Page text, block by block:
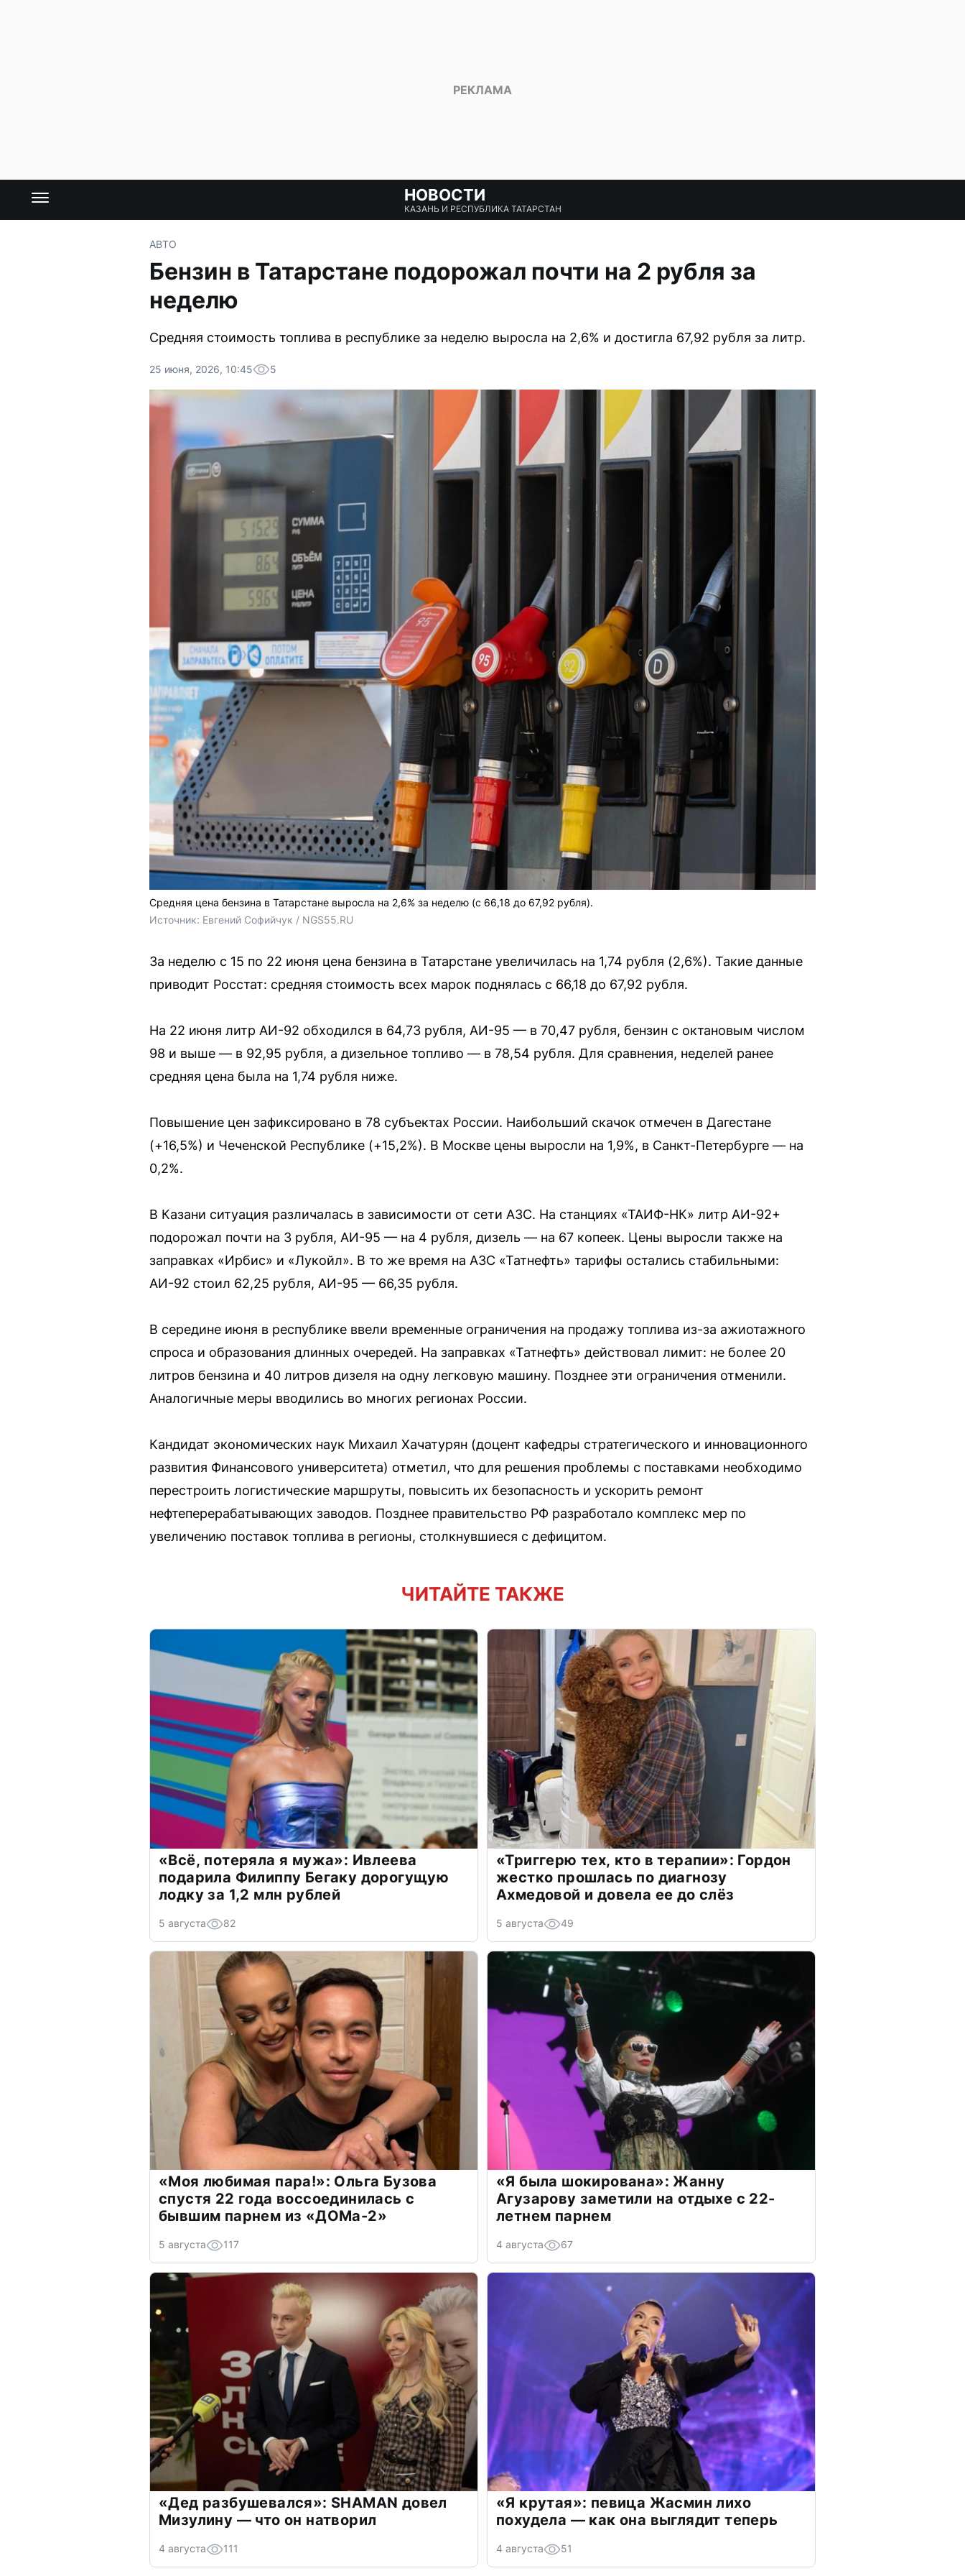
НОВОСТИ
КАЗАНЬ И РЕСПУБЛИКА ТАТАРСТАН
АВТО
Бензин в Татарстане подорожал почти на 2 рубля за
неделю
Средняя стоимость топлива в республике за неделю выросла на 2,6% и достигла 67,92 рубля за литр.
25 июня, 2026, 10:45 5
Средняя цена бензина в Татарстане выросла на 2,6% за неделю (с 66,18 до 67,92 рубля).
Источник: Евгений Софийчук / NGS55.RU
За неделю с 15 по 22 июня цена бензина в Татарстане увеличилась на 1,74 рубля (2,6%). Такие данные
приводит Росстат: средняя стоимость всех марок поднялась с 66,18 до 67,92 рубля.
На 22 июня литр АИ-92 обходился в 64,73 рубля, АИ-95 — в 70,47 рубля, бензин с октановым числом
98 и выше — в 92,95 рубля, а дизельное топливо — в 78,54 рубля. Для сравнения, неделей ранее
средняя цена была на 1,74 рубля ниже.
Повышение цен зафиксировано в 78 субъектах России. Наибольший скачок отмечен в Дагестане
(+16,5%) и Чеченской Республике (+15,2%). В Москве цены выросли на 1,9%, в Санкт-Петербурге — на
0,2%.
В Казани ситуация различалась в зависимости от сети АЗС. На станциях «ТАИФ-НК» литр АИ-92+
подорожал почти на 3 рубля, АИ-95 — на 4 рубля, дизель — на 67 копеек. Цены выросли также на
заправках «Ирбис» и «Лукойл». В то же время на АЗС «Татнефть» тарифы остались стабильными:
АИ-92 стоил 62,25 рубля, АИ-95 — 66,35 рубля.
В середине июня в республике ввели временные ограничения на продажу топлива из-за ажиотажного
спроса и образования длинных очередей. На заправках «Татнефть» действовал лимит: не более 20
литров бензина и 40 литров дизеля на одну легковую машину. Позднее эти ограничения отменили.
Аналогичные меры вводились во многих регионах России.
Кандидат экономических наук Михаил Хачатурян (доцент кафедры стратегического и инновационного
развития Финансового университета) отметил, что для решения проблемы с поставками необходимо
перестроить логистические маршруты, повысить их безопасность и ускорить ремонт
нефтеперерабатывающих заводов. Позднее правительство РФ разработало комплекс мер по
увеличению поставок топлива в регионы, столкнувшиеся с дефицитом.
ЧИТАЙТЕ ТАКЖЕ
«Всё, потеряла я мужа»: Ивлеева
подарила Филиппу Бегаку дорогущую
лодку за 1,2 млн рублей
5 августа 82
«Триггерю тех, кто в терапии»: Гордон
жестко прошлась по диагнозу
Ахмедовой и довела ее до слёз
5 августа 49
«Моя любимая пара!»: Ольга Бузова
спустя 22 года воссоединилась с
бывшим парнем из «ДОМа-2»
5 августа 117
«Я была шокирована»: Жанну
Агузарову заметили на отдыхе с 22-
летнем парнем
4 августа 67
«Дед разбушевался»: SHAMAN довел
Мизулину — что он натворил
4 августа 111
«Я крутая»: певица Жасмин лихо
похудела — как она выглядит теперь
4 августа 51